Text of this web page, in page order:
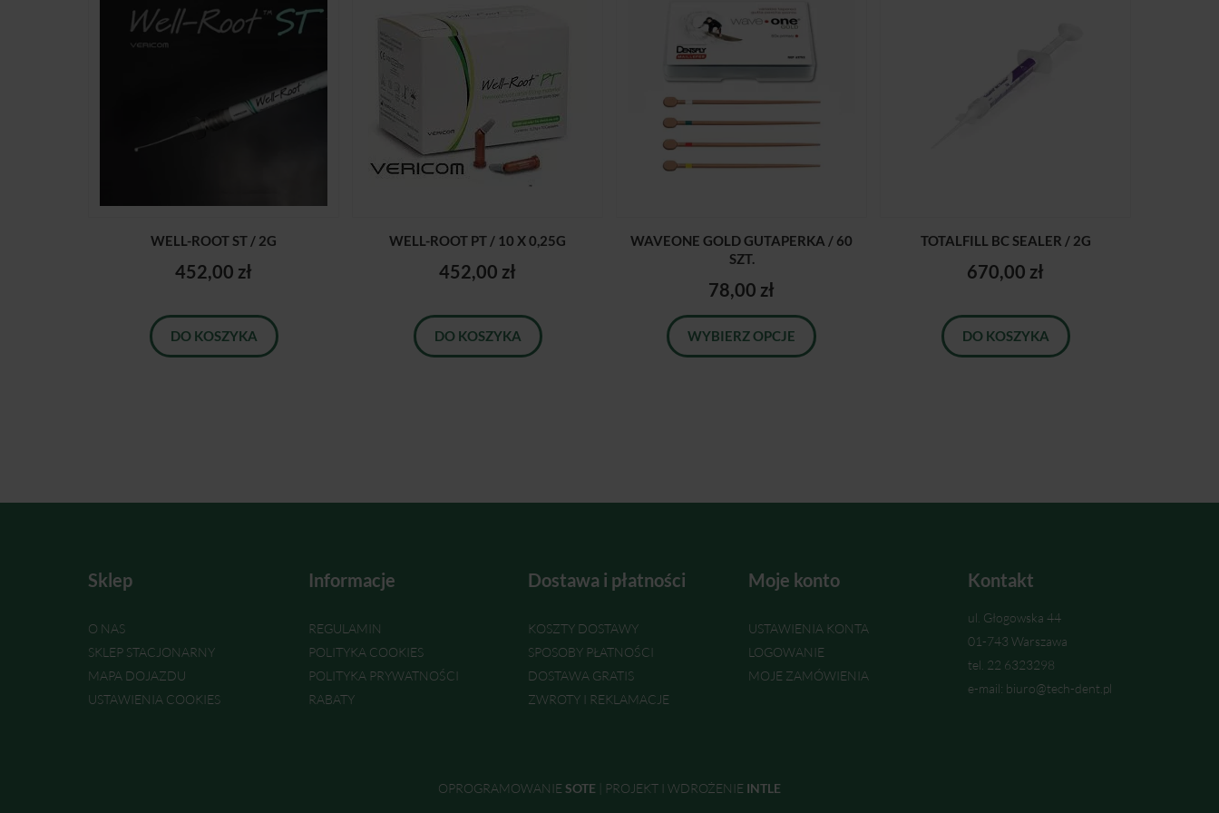
WELL-ROOT ST / 2G
452,00 zł
DO KOSZYKA
WELL-ROOT PT / 10 X 0,25G
452,00 zł
DO KOSZYKA
WAVEONE GOLD GUTAPERKA / 60
SZT.
78,00 zł
WYBIERZ OPCJE
TOTALFILL BC SEALER / 2G
670,00 zł
DO KOSZYKA
Sklep
O NAS
SKLEP STACJONARNY
MAPA DOJAZDU
USTAWIENIA COOKIES
Informacje
REGULAMIN
POLITYKA COOKIES
POLITYKA PRYWATNOŚCI
RABATY
Dostawa i płatności
KOSZTY DOSTAWY
SPOSOBY PŁATNOŚCI
DOSTAWA GRATIS
ZWROTY I REKLAMACJE
Moje konto
USTAWIENIA KONTA
LOGOWANIE
MOJE ZAMÓWIENIA
Kontakt
ul. Głogowska 44
01-743 Warszawa
tel. 22 6323298
e-mail: biuro@tech-dent.pl
OPROGRAMOWANIE SOTE PROJEKT I WDROŻENIE INTLE